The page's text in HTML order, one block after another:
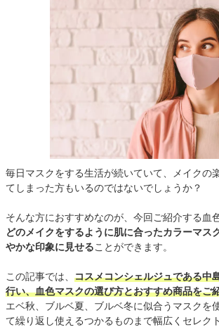
毎日マスクをする生活が続いていて、メイクの
てしまった方もいるのではないでしょうか？
そんな方におすすめなのが、今回ご紹介する血
どのメイクをするように肌に合ったカラーマス
やかな印象に見せることができます。
この記事では、 コスメコンシェルジュである中
行い、血色マスクの選び方とおすすめ商品をご
エベ秋、ブルベ夏、ブルベ冬に似合うマスクを
て繰り返し使えるつかるものまで幅広くセレク